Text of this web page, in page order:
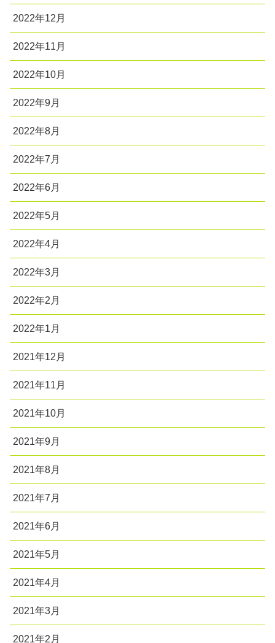
2022年12月
2022年11月
2022年10月
2022年9月
2022年8月
2022年7月
2022年6月
2022年5月
2022年4月
2022年3月
2022年2月
2022年1月
2021年12月
2021年11月
2021年10月
2021年9月
2021年8月
2021年7月
2021年6月
2021年5月
2021年4月
2021年3月
2021年2月